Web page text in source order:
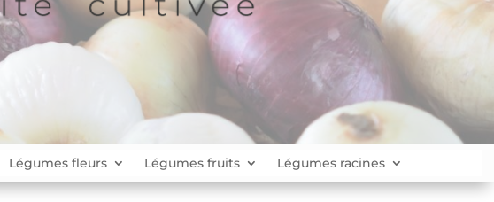
Légumes fleurs Légumes fruits Légumes racines